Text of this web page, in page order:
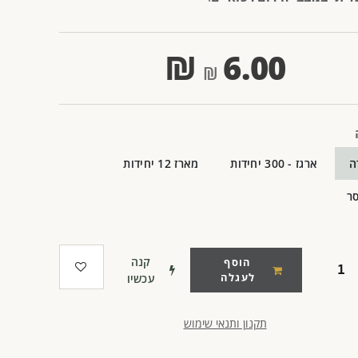
6.00
₪
ארגז - 300 יחידות מארז 12 יחידות
הוסף
לעגלה
קנה
עכשיו
תקנון ותנאי שימוש